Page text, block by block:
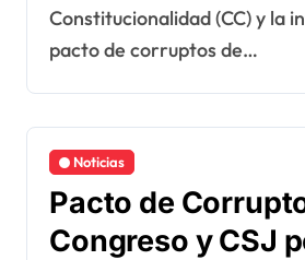
Constitucionalidad (CC) y la
pacto de corruptos de…
Noticias
Pacto de
Congreso y CSJ